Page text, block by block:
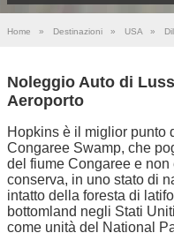
Home » Destinazioni » USA »
Noleggio Auto di
Aeroporto
Hopkins è il miglior punto
Congaree Swamp, che
del fiume Congaree e
conserva, in uno stato di
intatto della foresta di
bottomland negli Stati
come unità del National